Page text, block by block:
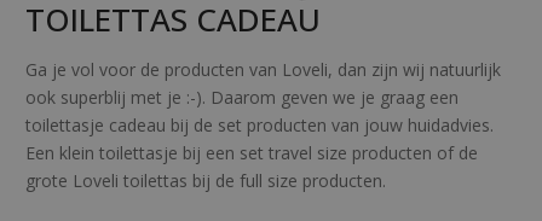
TOILETTAS CADEAU
Ga je vol voor de producten van Loveli, dan zijn wij natuurlijk
ook superblij met je :-). Daarom geven we je graag een
toilettasje cadeau bij de set producten van jouw huidadvies.
Een klein toilettasje bij een set travel size producten of de
grote Loveli toilettas bij de full size producten.